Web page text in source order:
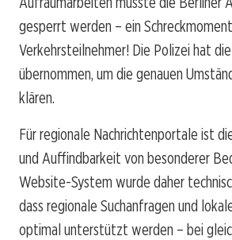
gesperrt werden – ein
Verkehrsteilnehmer! Die Polizei hat
übernommen, um die genauen
klären.
Für regionale Nachrichtenportale ist
und Auffindbarkeit von besonderer
Website-System wurde daher
dass regionale Suchanfragen und
optimal unterstützt werden – bei